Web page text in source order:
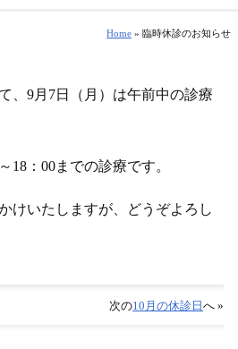
Home » 臨時休診のお知らせ
、9月7日（月）は午前中の診療
18：00までの診療です。
けいたしますが、どうぞよろし
次の10月の休診日 へ »